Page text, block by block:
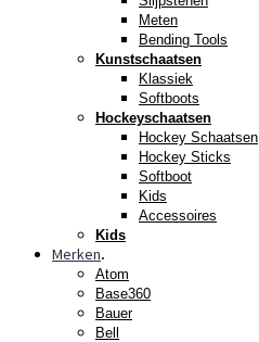
Meten
Bending Tools
Kunstschaatsen
Klassiek
Softboots
Hockeyschaatsen
Hockey Schaatsen
Hockey Sticks
Softboot
Kids
Accessoires
Kids
Merken.
Atom
Base360
Bauer
Bell